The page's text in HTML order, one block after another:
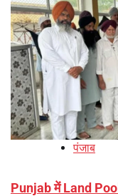
पंजाब
Punjab में Land